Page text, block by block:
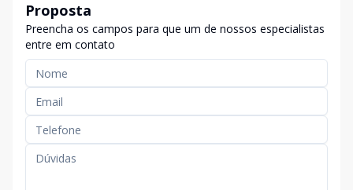
Proposta
Preencha os campos para que um de nossos especialistas
entre em contato